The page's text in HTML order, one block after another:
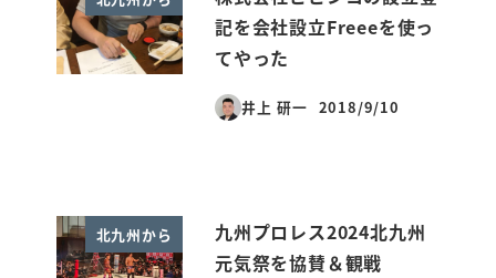
記を会社設立Freeeを使っ
てやった
井上 研一
投稿日
2018/9/10
北九州から
九州プロレス2024北九州
元気祭を協賛＆観戦